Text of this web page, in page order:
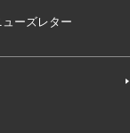
ーズレター